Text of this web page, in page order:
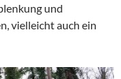
und
vielleicht auch ein